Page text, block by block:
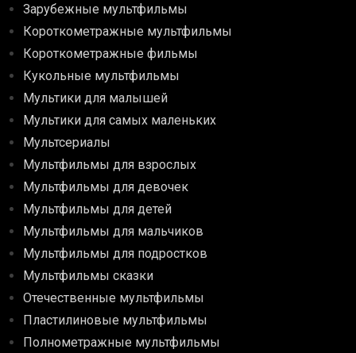
Зарубежные мультфильмы
Короткометражные мультфильмы
Короткометражные фильмы
Кукольные мультфильмы
Мультики для малышей
Мультики для самых маленьких
Мультсериалы
Мультфильмы для взрослых
Мультфильмы для девочек
Мультфильмы для детей
Мультфильмы для мальчиков
Мультфильмы для подростков
Мультфильмы сказки
Отечественные мультфильмы
Пластилиновые мультфильмы
Полнометражные мультфильмы